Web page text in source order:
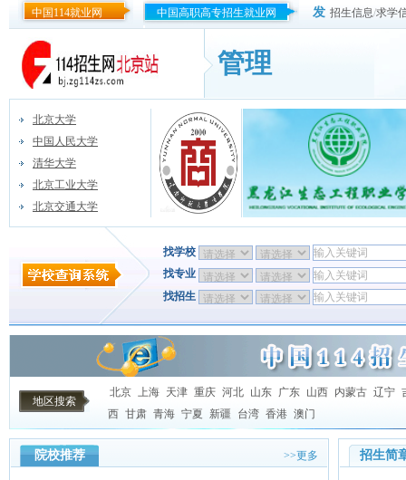
中国114就业网 中国高职高专招生就业网 发 招生信息/求学
管理
北京大学
中国人民大学
清华大学
北京工业大学
北京交通大学
找学校
找专业
找招生
地区搜索
北京 上海 天津 重庆 河北 山东 广东 山西 内蒙古 辽宁
西 甘肃 青海 宁夏 新疆 台湾 香港 澳门
院校推荐 >>更多 招生简